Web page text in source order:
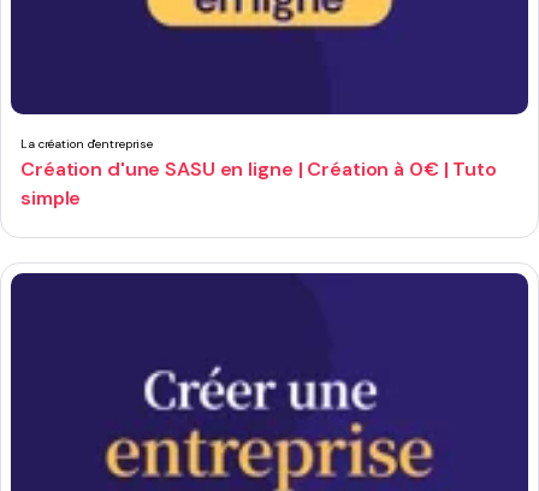
La création d'entreprise
Création d'une SASU en ligne | Création à 0€ | Tuto
simple